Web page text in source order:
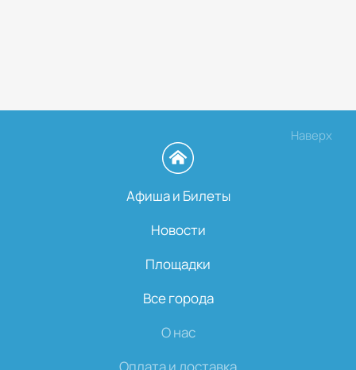
Наверх
Афиша и Билеты
Новости
Площадки
Все города
О нас